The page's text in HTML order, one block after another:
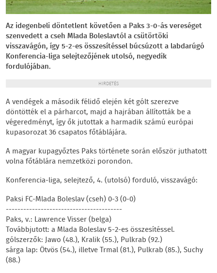
Az idegenbeli döntetlent követően a Paks 3-0-ás vereséget
szenvedett a cseh Mlada Boleslavtól a csütörtöki
visszavágón, így 5-2-es összesítéssel búcsúzott a labdarúgó
Konferencia-liga selejtezőjének utolsó, negyedik
fordulójában.
HIRDETÉS
A vendégek a második félidő elején két gólt szerezve
döntötték el a párharcot, majd a hajrában állították be a
végeredményt, így ők jutottak a harmadik számú európai
kupasorozat 36 csapatos főtáblájára.
A magyar kupagyőztes Paks története során először juthatott
volna főtáblára nemzetközi porondon.
Konferencia-liga, selejtező, 4. (utolsó) forduló, visszavágó:
Paksi FC-Mlada Boleslav (cseh) 0-3 (0-0)
----------------------------------------
Paks, v.: Lawrence Visser (belga)
Továbbjutott: a Mlada Boleslav 5-2-es összesítéssel.
gólszerzők: Jawo (48.), Kralik (55.), Pulkrab (92.)
sárga lap: Ötvös (54.), illetve Trmal (81.), Pulkrab (85.), Suchy
(88.)